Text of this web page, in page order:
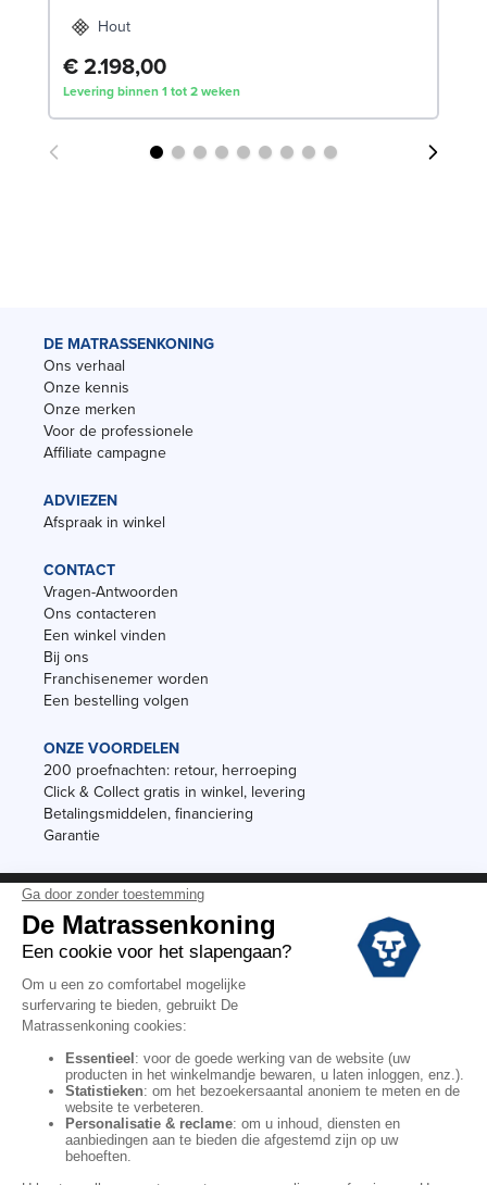
Hout
€ 2.198,00
Levering binnen 1 tot 2 weken
DE MATRASSENKONING
Ons verhaal
Onze kennis
Onze merken
Voor de professionele
Affiliate campagne
ADVIEZEN
Afspraak in winkel
CONTACT
Vragen-Antwoorden
Ons contacteren
Een winkel vinden
Bij ons
Franchisenemer worden
Een bestelling volgen
ONZE VOORDELEN
200 proefnachten: retour, herroeping
Click & Collect gratis in winkel, levering
Betalingsmiddelen, financiering
Garantie
Vermeldingen
Black Friday
Voorraadverkoop
Algemene verkoopvoorwaarden voor winkels
Algemene verkoopvoorwaarden op internet
Wettelijke Bepalingen
Persoonlijke gegevens
Kortingscodes De Matrassenkoning